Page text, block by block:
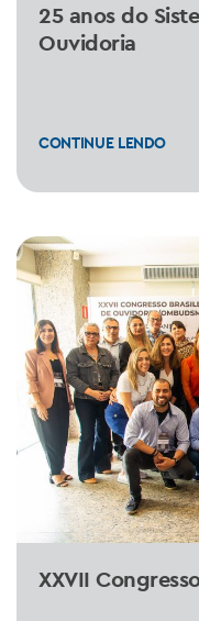
25 anos do
Ouvidoria
CONTINUE LENDO
XXVII